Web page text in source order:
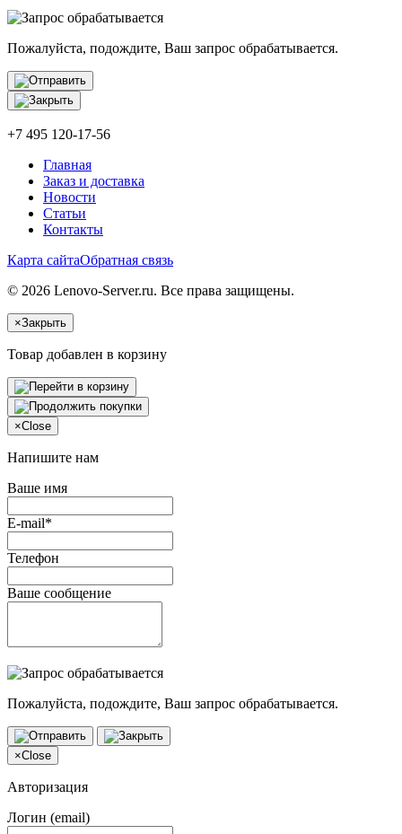
Пожалуйста, подождите, Ваш запрос обрабатывается.
+7 495 120-17-56
Главная
Заказ и доставка
Новости
Статьи
Контакты
Карта сайтаОбратная связь
© 2026 Lenovo-Server.ru. Все права защищены.
×Закрыть
Товар добавлен в корзину
×Close
Напишите нам
Ваше имя
E-mail*
Телефон
Ваше сообщение
Пожалуйста, подождите, Ваш запрос обрабатывается.
×Close
Авторизация
Логин (email)